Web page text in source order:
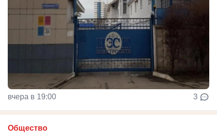
вчера в 19:00 3
Общество